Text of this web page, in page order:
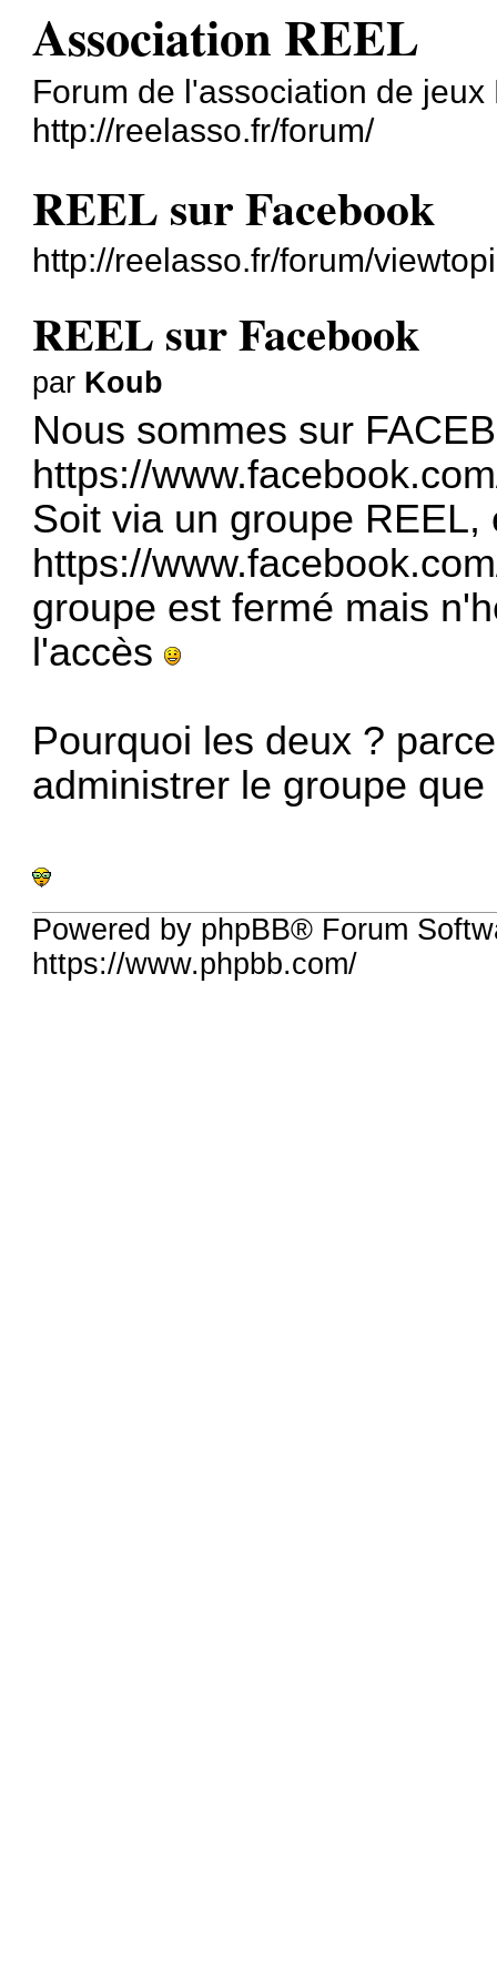
Association REEL
Forum de l'association de jeux
http://reelasso.fr/forum/
REEL sur Facebook
http://reelasso.fr/forum/
REEL sur Facebook
par Koub
Nous sommes sur
https://
Soit via un groupe
https://
groupe est fermé mais
l'accès
Pourquoi les deux ?
administrer le groupe
Powered by phpBB® Forum
https://www.phpbb.com/